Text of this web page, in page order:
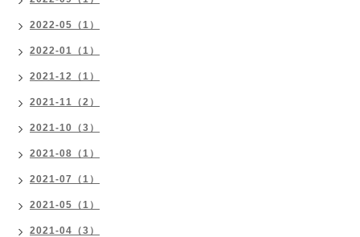
2022-05（1）
2022-01（1）
2021-12（1）
2021-11（2）
2021-10（3）
2021-08（1）
2021-07（1）
2021-05（1）
2021-04（3）